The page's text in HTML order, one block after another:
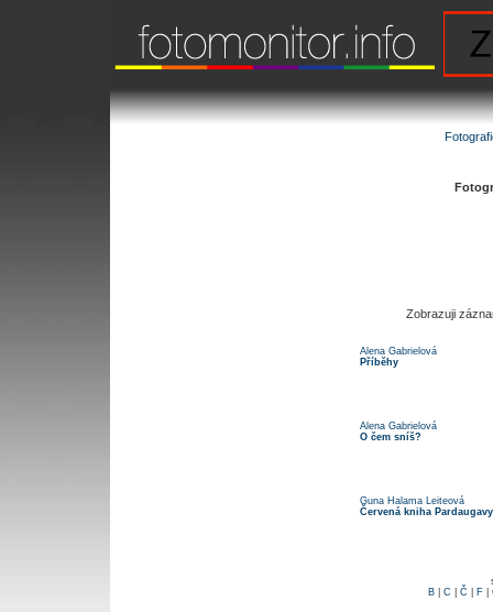
Zobrazuji
Alena Gabrielová
Příběhy
Alena Gabrielová
O čem sníš?
Guna Halama Leiteová
Červená kniha Pardaugavy
B
C Č F